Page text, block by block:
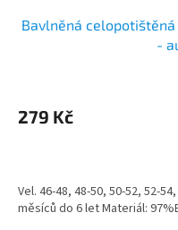
Bavlněná
-
279 Kč
Vel. 46-48, 48-50, 50-52, 52-
měsíců do 6 let Materiál: